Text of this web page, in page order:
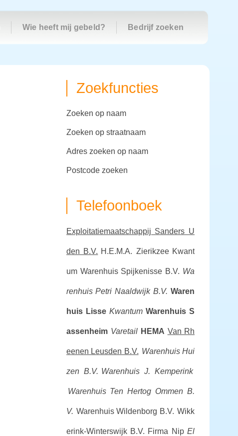
Wie heeft mij gebeld? Bedrijf zoeken
Zoekfuncties
zoeken op naam
zoeken op straatnaam
adres zoeken op naam
postcode zoeken
Telefoonboek
Exploitatiemaatschappij Sanders U
den B.V. H.E.M.A. Zierikzee Kwant
um Warenhuis Spijkenisse B.V. Wa
renhuis Petri Naaldwijk B.V. Waren
huis Lisse Kwantum Warenhuis S
assenheim Varetail HEMA Van Rh
eenen Leusden B.V. Warenhuis Hui
zen B.V. Warenhuis J. Kemperink
Warenhuis Ten Hertog Ommen B.
V. Warenhuis Wildenborg B.V. Wikk
erink-Winterswijk B.V. Firma Nip El